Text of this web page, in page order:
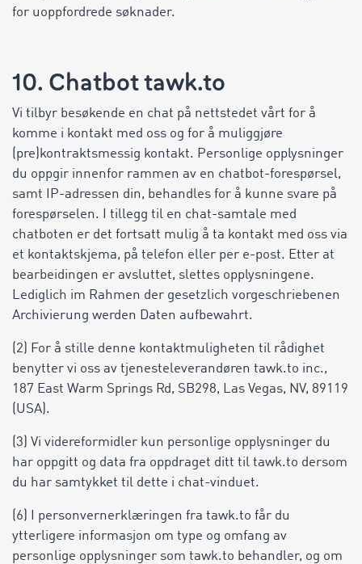
for uoppfordrede søknader.
10. Chatbot tawk.to
Vi tilbyr besøkende en chat på nettstedet vårt for å
komme i kontakt med oss og for å muliggjøre
(pre)kontraktsmessig kontakt. Personlige opplysninger
du oppgir innenfor rammen av en chatbot-forespørsel,
samt IP-adressen din, behandles for å kunne svare på
forespørselen. I tillegg til en chat-samtale med
chatboten er det fortsatt mulig å ta kontakt med oss via
et kontaktskjema, på telefon eller per e-post. Etter at
bearbeidingen er avsluttet, slettes opplysningene.
Lediglich im Rahmen der gesetzlich vorgeschriebenen
Archivierung werden Daten aufbewahrt.
(2) For å stille denne kontaktmuligheten til rådighet
benytter vi oss av tjenesteleverandøren tawk.to inc.,
187 East Warm Springs Rd, SB298, Las Vegas, NV, 89119
(USA).
(3) Vi videreformidler kun personlige opplysninger du
har oppgitt og data fra oppdraget ditt til tawk.to dersom
du har samtykket til dette i chat-vinduet.
(6) I personvernerklæringen fra tawk.to får du
ytterligere informasjon om type og omfang av
personlige opplysninger som tawk.to behandler, og om